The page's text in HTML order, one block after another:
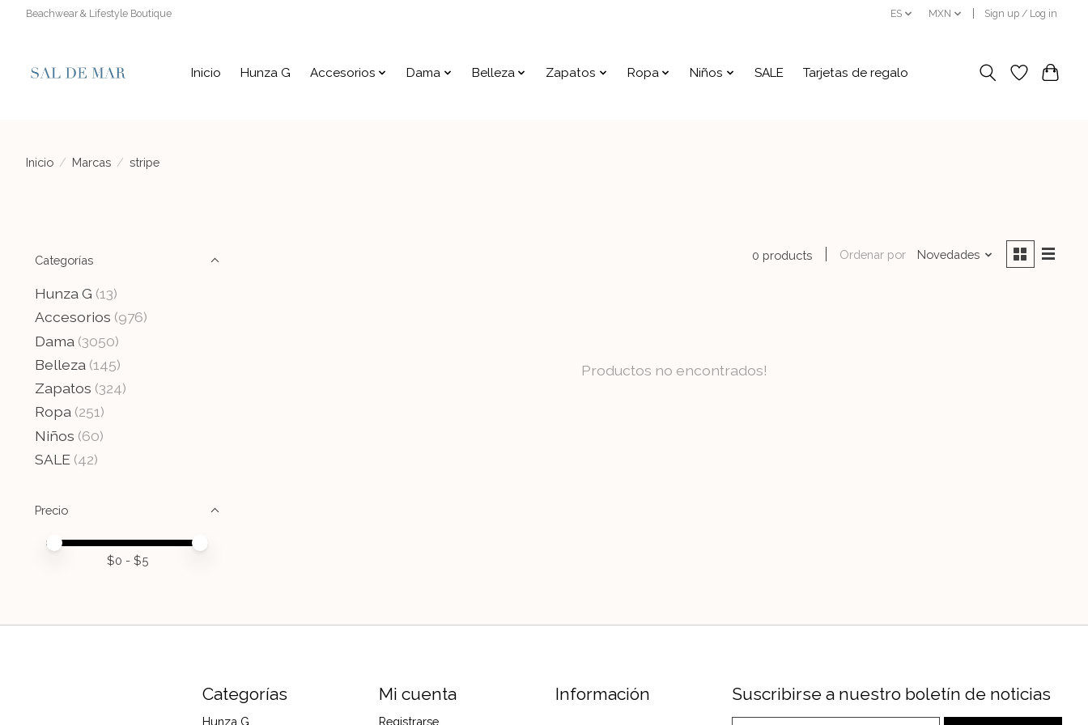
Beachwear & Lifestyle Boutique ES MXN Sign up / Log in
Inicio Hunza G Accesorios Dama Belleza Zapatos Ropa Niños SALE Tarjetas de regalo
Inicio / Marcas / stripe
Categorías
Hunza G (13)
Accesorios (976)
Dama (3050)
Belleza (145)
Zapatos (324)
Ropa (251)
Niños (60)
SALE (42)
Precio
Price minimum value
Price maximum value
$0 - $5
0 products Ordenar por Novedades
Productos no encontrados!
Categorías
Hunza G
Mi cuenta
Registrarse
Información Suscribirse a nuestro boletín de noticias